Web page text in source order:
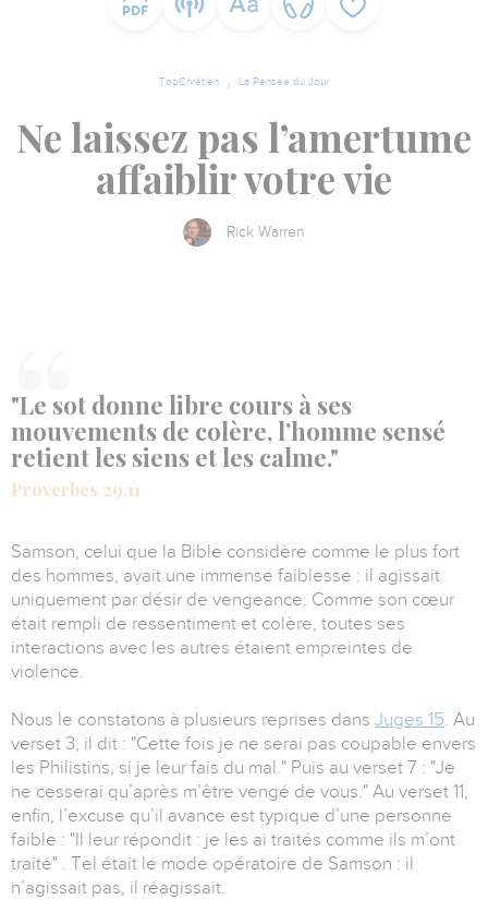
TopChrétien La Pensée du Jour
Ne laissez pas l’amertume
affaiblir votre vie
Rick Warren
"Le sot donne libre cours à ses
mouvements de colère, l’homme sensé
retient les siens et les calme."
Proverbes 29.11
Samson, celui que la Bible considère comme le plus fort
des hommes, avait une immense faiblesse : il agissait
uniquement par désir de vengeance. Comme son cœur
était rempli de ressentiment et colère, toutes ses
interactions avec les autres étaient empreintes de
violence.
Nous le constatons à plusieurs reprises dans Juges 15. Au
verset 3, il dit : "Cette fois je ne serai pas coupable envers
les Philistins, si je leur fais du mal." Puis au verset 7 : "Je
ne cesserai qu’après m’être vengé de vous." Au verset 11,
enfin, l’excuse qu’il avance est typique d’une personne
faible : "Il leur répondit : je les ai traités comme ils m’ont
traité" . Tel était le mode opératoire de Samson : il
n’agissait pas, il réagissait.